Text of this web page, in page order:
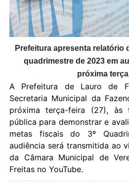
Prefeitura apresenta relatório
quadrimestre de 2023 em
próxima
A Prefeitura de Lauro de
Secretaria Municipal da
próxima terça-feira (27), às
pública para demonstrar e
metas fiscais do 3º Q
audiência será transmitida ao
da Câmara Municipal de
Freitas no YouTube.